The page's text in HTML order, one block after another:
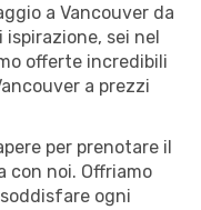
a Vancouver da
ispirazione, sei nel
offerte incredibili
a prezzi
per prenotare il
con noi. Offriamo
ogni